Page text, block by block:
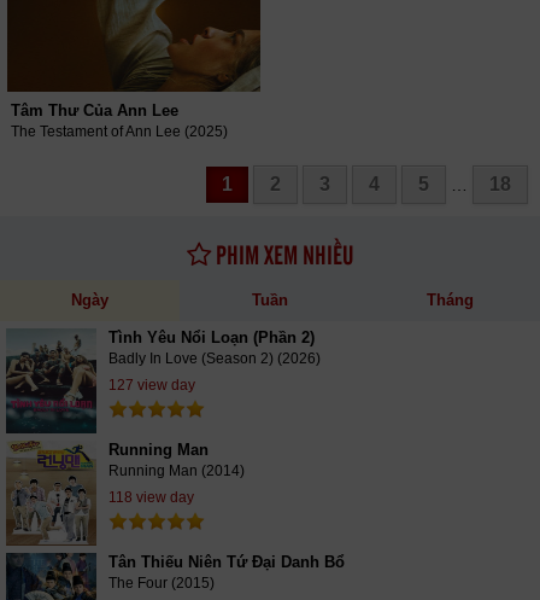
Tâm Thư Của Ann Lee
The Testament of Ann Lee (2025)
1 2 3 4 5 18
PHIM XEM NHIỀU
Ngày Tuần Tháng
Tình Yêu Nổi Loạn (Phần 2)
Badly In Love (Season 2) (2026)
127 view day
Running Man
Running Man (2014)
118 view day
Tân Thiếu Niên Tứ Đại Danh Bổ
The Four (2015)